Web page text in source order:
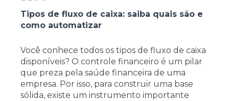
Tipos de fluxo de caixa: saiba quais são e
como automatizar
Você conhece todos os tipos de fluxo de caixa
disponíveis? O controle financeiro é um pilar
que preza pela saúde financeira de uma
empresa. Por isso, para construir uma base
sólida, existe um instrumento importante